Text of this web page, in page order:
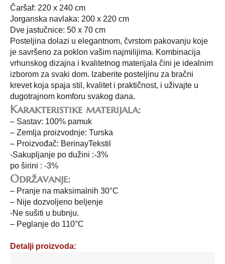
Čaršaf: 220 x 240 cm
Jorganska navlaka: 200 x 220 cm
Dve jastučnice: 50 x 70 cm
Posteljina dolazi u elegantnom, čvrstom pakovanju koje
je savršeno za poklon vašim najmilijima. Kombinacija
vrhunskog dizajna i kvalitetnog materijala čini je idealnim
izborom za svaki dom. Izaberite posteljinu za bračni
krevet koja spaja stil, kvalitet i praktičnost, i uživajte u
dugotrajnom komforu svakog dana.
Karakteristike materijala:
– Sastav: 100% pamuk
– Zemlja proizvodnje: Turska
– Proizvođač: BerinayTekstil
-Sakupljanje po dužini :-3%
po širini : -3%
Održavanje:
– Pranje na maksimalnih 30°C
– Nije dozvoljeno beljenje
-Ne sušiti u bubnju.
– Peglanje do 110°C
Detalji proizvoda: